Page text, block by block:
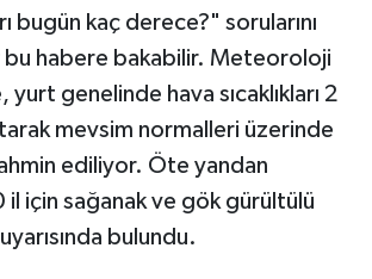
bugün kaç derece?" sorularını
bu habere bakabilir. Meteoroloji
genelinde hava sıcaklıkları 2
mevsim normalleri üzerinde
ediliyor. Öte yandan
için sağanak ve gök gürültülü
bulundu.